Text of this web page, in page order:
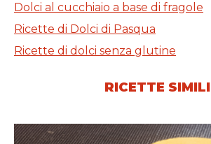
Dolci al cucchiaio a base di fragole
Ricette di Dolci di Pasqua
Ricette di dolci senza glutine
RICETTE SIMILI